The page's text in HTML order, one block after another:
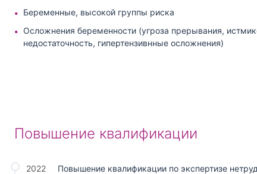
Беременные, высокой группы риска
Осложнения беременности (угроза прерывания,
недостаточность, гипертензивнные осложнения)
Повышение квалификации
2022 Повышение квалификации по экспертизе